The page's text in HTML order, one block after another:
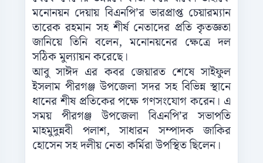
মনোনয়ন দেয়ায় বিএনপি’র ভারপ্রাপ্ত চেয়ারম্যান
তারেক রহমান সহ শীর্ষ নেতাদের প্রতি কৃতজ্ঞতা
জানিয়ে তিনি বলেন, মনোনয়নের ক্ষেত্রে দল
সঠিক মুল্যায়ন করেছে।
আবু সাঈদ এর কবর জেয়ারত শেষে সাইফুল
ইসলাম পীরগঞ্জ উপজেলা সদর সহ বিভিন্ন স্থানে
ধানের শীষ প্রতিকের পক্ষে গণসংযোগ করেন। এ
সময় পীরগঞ্জ উপজেলা বিএনপি’র সভাপতি
মাহমুদুন্নবী পলাশ, সাধারন সম্পাদক জাকির
হোসেন সহ দলীয় নেতা কর্মিরা উপস্থিত ছিলেন।